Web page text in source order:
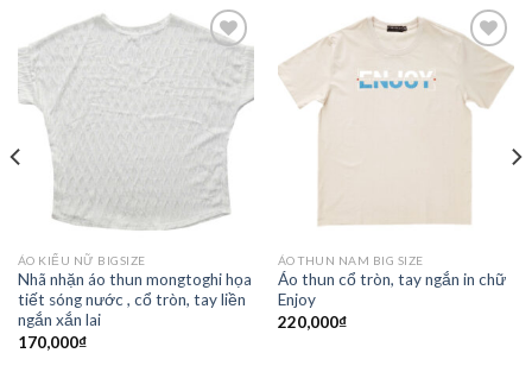
Add to
Wishlist
ÁO KIỂU NỮ BIGSIZE
Nhã nhặn áo thun mongtoghi họa
tiết sóng nước , cổ tròn, tay liền
ngắn xắn lai
170,000₫
Add to
ÁO THUN NAM BIG SIZE
Áo thun cổ tròn, tay ngắn in chữ
Enjoy
220,000₫